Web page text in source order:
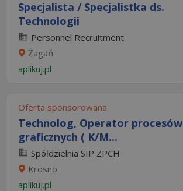
Specjalista / Specjalistka ds.
Technologii
Personnel Recruitment
Żagań
aplikuj.pl
Oferta sponsorowana
Technolog, Operator procesów
graficznych ( K/M...
Spółdzielnia SIP ZPCH
Krosno
aplikuj.pl